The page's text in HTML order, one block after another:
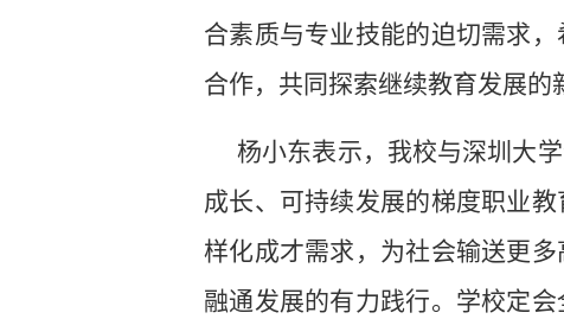
合素质与专业技能的迫切需求
合作，共同探索继续教育发展的
杨小东表示，我校与深圳大
成长、可持续发展的梯度职业
样化成才需求，为社会输送更
融通发展的有力践行。学校定